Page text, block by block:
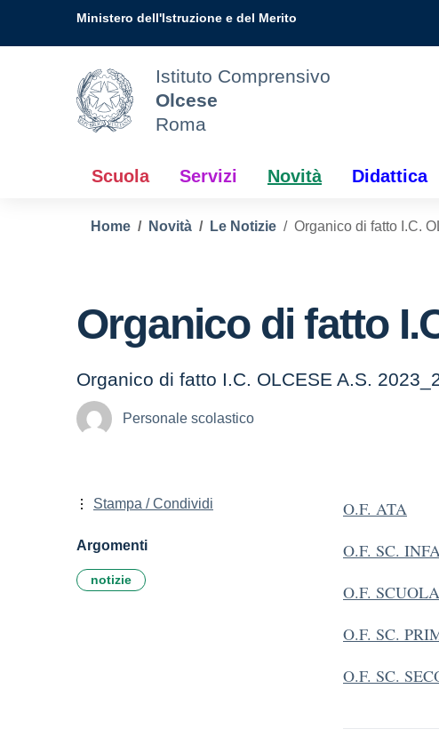
Ministero dell'Istruzione e del Merito
Istituto Comprensivo
Olcese
Roma
Scuola Servizi Novità Didattica
Home Novità Le Notizie Organico di fatto I.C.
Organico di fatto
Organico di fatto I.C. OLCESE A.S.
Personale scolastico
O.F. ATA
O.F. SC.
O.F.
O.F. SC.
O.F. SC.
Stampa / Condividi
Argomenti
notizie